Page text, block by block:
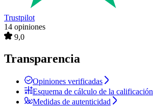
Trustpilot
14 opiniones
9,0
Transparencia
Opiniones verificadas
Esquema de cálculo de la calificación
Medidas de autenticidad